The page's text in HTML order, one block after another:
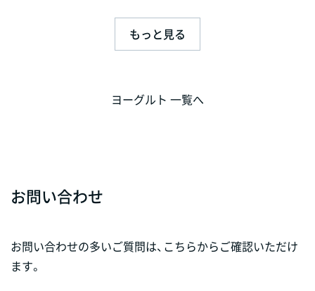
もっと見る
ヨーグルト 一覧へ
お問い合わせ
お問い合わせの多いご質問は、こちらからご確認いただけ
ます。